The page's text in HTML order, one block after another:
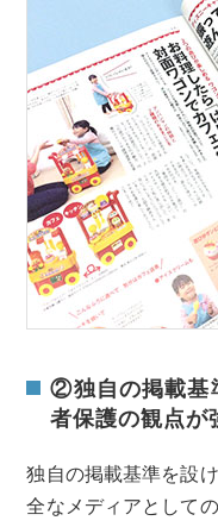
②独自の掲載基
者保護の観点が
独自の掲載基準を設
全なメディアとして